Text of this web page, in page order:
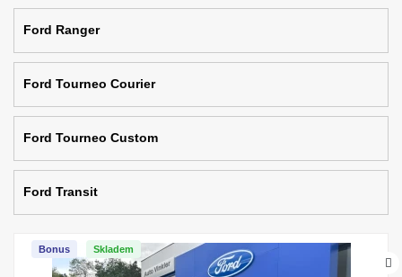
Ford Ranger
Ford Tourneo Courier
Ford Tourneo Custom
Ford Transit
Skladem
Bonus